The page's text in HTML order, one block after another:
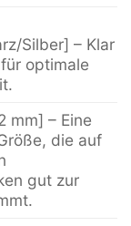
Silber] – Klar
optimale
mm] – Eine
die auf
gut zur